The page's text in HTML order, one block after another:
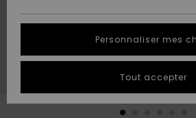
A
Découvrir
A
Découvrir
tailles
conversation
QUIKSILVER
Personnaliser mes
Tout accepter